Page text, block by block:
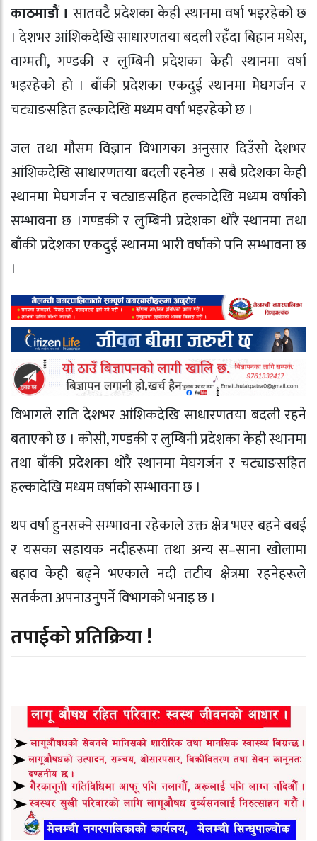
काठमाडौं । सातवटै प्रदेशका केही स्थानमा वर्षा भइरहेको छ
। देशभर आंशिकदेखि साधारणतया बदली रहँदा बिहान मधेस,
वाग्मती, गण्डकी र लुम्बिनी प्रदेशका केही स्थानमा वर्षा
भइरहेको हो । बाँकी प्रदेशका एकदुई स्थानमा मेघगर्जन र
चट्याङसहित हल्कादेखि मध्यम वर्षा भइरहेको छ ।
जल तथा मौसम विज्ञान विभागका अनुसार दिउँसो देशभर
आंशिकदेखि साधारणतया बदली रहनेछ । सबै प्रदेशका केही
स्थानमा मेघगर्जन र चट्याङसहित हल्कादेखि मध्यम वर्षाको
सम्भावना छ ।गण्डकी र लुम्बिनी प्रदेशका थोरै स्थानमा तथा
बाँकी प्रदेशका एकदुई स्थानमा भारी वर्षाको पनि सम्भावना छ
।
विभागले राति देशभर आंशिकदेखि साधारणतया बदली रहने
बताएको छ । कोसी, गण्डकी र लुम्बिनी प्रदेशका केही स्थानमा
तथा बाँकी प्रदेशका थोरै स्थानमा मेघगर्जन र चट्याङसहित
हल्कादेखि मध्यम वर्षाको सम्भावना छ ।
थप वर्षा हुनसक्ने सम्भावना रहेकाले उक्त क्षेत्र भएर बहने बबई
र यसका सहायक नदीहरूमा तथा अन्य स–साना खोलामा
बहाव केही बढ्ने भएकाले नदी तटीय क्षेत्रमा रहनेहरूले
सतर्कता अपनाउनुपर्ने विभागको भनाइ छ ।
तपाईको प्रतिक्रिया !